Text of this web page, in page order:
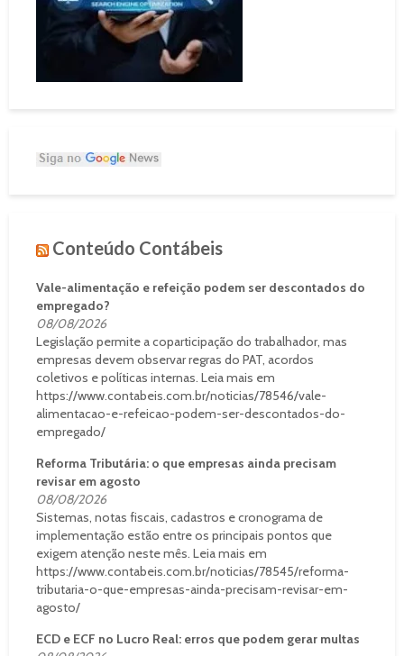
Conteúdo Contábeis
Vale-alimentação e refeição podem ser descontados do
empregado?
08/08/2026
Legislação permite a coparticipação do trabalhador, mas
empresas devem observar regras do PAT, acordos
coletivos e políticas internas. Leia mais em
https://www.contabeis.com.br/noticias/78546/vale-
alimentacao-e-refeicao-podem-ser-descontados-do-
empregado/
Reforma Tributária: o que empresas ainda precisam
revisar em agosto
08/08/2026
Sistemas, notas fiscais, cadastros e cronograma de
implementação estão entre os principais pontos que
exigem atenção neste mês. Leia mais em
https://www.contabeis.com.br/noticias/78545/reforma-
tributaria-o-que-empresas-ainda-precisam-revisar-em-
agosto/
ECD e ECF no Lucro Real: erros que podem gerar multas